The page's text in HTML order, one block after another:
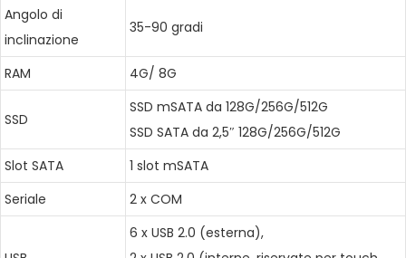
Angolo di
inclinazione
35-90 gradi
RAM 4G/ 8G
SSD
SSD mSATA da 128G/256G/512G
SSD SATA da 2,5″ 128G/256G/512G
Slot SATA
1 slot mSATA
Seriale
2 x COM
6 x USB 2.0 (esterna),